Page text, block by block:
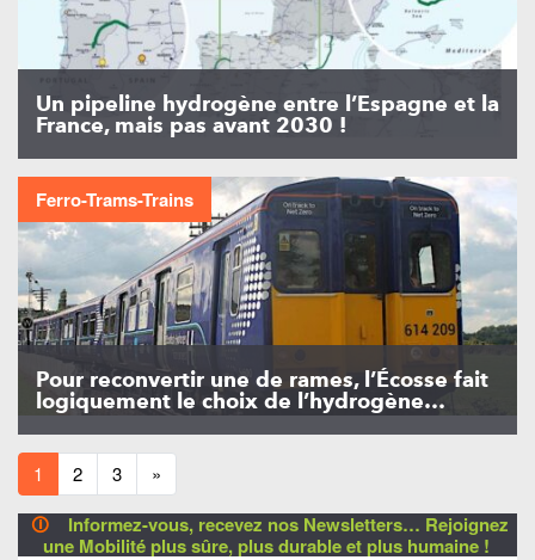
Un pipeline hydrogène entre l’Espagne et la
France, mais pas avant 2030 !
Ferro-Trams-Trains
Pour reconvertir une de rames, l’Écosse fait
logiquement le choix de l’hydrogène…
1 2 3 »
🛈
Informez-vous, recevez nos Newsletters… Rejoignez
une Mobilité plus sûre, plus durable et plus humaine !